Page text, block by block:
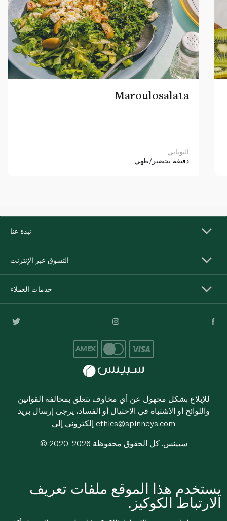
Maroulosalata
اليوناني
دقيقة تحضير/طهي
نبذة عنا
التسوق عبر الإنترنت
خدمات العملاء
للإبلاغ بشكل مجهول عن أي مخاوف تتعلق بمخالفة القوانين
واللوائح أو الاشتباه في الاحتيال أو الفساد، يرجى إرسال بريد
ethics@spinneys.com
© 2020-2026 سبينس. كل الحقوق محفوظة
يستخدم هذا الموقع ملفات تعريف
الارتباط الكوكيز.